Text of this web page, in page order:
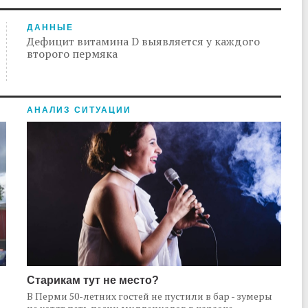
ДАННЫЕ
Дефицит витамина D выявляется у каждого
второго пермяка
АНАЛИЗ СИТУАЦИИ
Старикам тут не место?
В Перми 50-летних гостей не пустили в бар - зумеры